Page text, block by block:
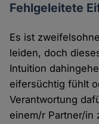
Fehlgeleitete
Es ist
leiden, doch
Intuition
eifersüchtig fühlt
Verantwortung
einem/r Partner/in